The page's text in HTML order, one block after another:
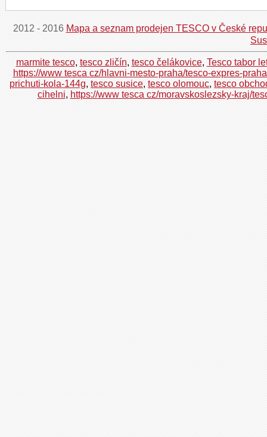
2012 - 2016 Mapa a seznam prodejen TESCO v České
marmite tesco, tesco zličín, tesco čelákovice, Tesco tabor
https://www tesca cz/hlavni-mesto-praha/tesco-expres-
prichuti-kola-144g, tesco susice, tesco olomouc, tesco
cihelni, https://www tesca cz/moravskoslezsky-kraj/